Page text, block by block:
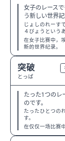
女子のレース
う新しい世界
じょしのれーす
４びょうという
在女子比赛中，
新的世界纪录。
突破
とっぱ
たった1つのレ
のです。
たったひとつの
す。
在仅仅一场比赛